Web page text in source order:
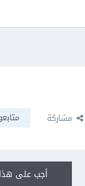
مشاركة
أجب على